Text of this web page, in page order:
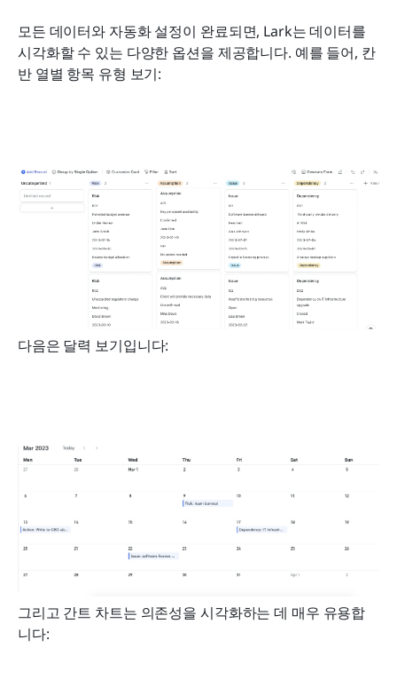
모든 데이터와 자동화 설정이 완료되면, Lark는 데이터를
시각화할 수 있는 다양한 옵션을 제공합니다. 예를 들어, 칸
반 열별 항목 유형 보기:
다음은 달력 보기입니다:
그리고 간트 차트는 의존성을 시각화하는 데 매우 유용합
니다: